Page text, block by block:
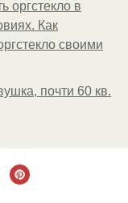
оргстекло в
Как
своими
почти 60 кв.